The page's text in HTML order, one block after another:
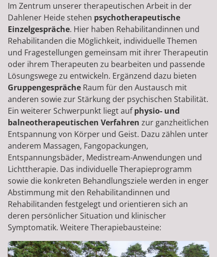
Im Zentrum unserer therapeutischen Arbeit in der
Dahlener Heide stehen psychotherapeutische
Einzelgespräche. Hier haben Rehabilitandinnen und
Rehabilitanden die Möglichkeit, individuelle Themen
und Fragestellungen gemeinsam mit ihrer Therapeutin
oder ihrem Therapeuten zu bearbeiten und passende
Lösungswege zu entwickeln. Ergänzend dazu bieten
Gruppengespräche Raum für den Austausch mit
anderen sowie zur Stärkung der psychischen Stabilität.
Ein weiterer Schwerpunkt liegt aufphysio- und
balneotherapeutischen Verfahren zur ganzheitlichen
Entspannung von Körper und Geist. Dazu zählen unter
anderem Massagen, Fangopackungen,
Entspannungsbäder, Medistream-Anwendungen und
Lichttherapie. Das individuelle Therapieprogramm
sowie die konkreten Behandlungsziele werden in enger
Abstimmung mit den Rehabilitandinnen und
Rehabilitanden festgelegt und orientieren sich an
deren persönlicher Situation und klinischer
Symptomatik. Weitere Therapiebausteine: